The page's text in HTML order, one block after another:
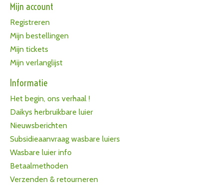
Mijn account
Registreren
Mijn bestellingen
Mijn tickets
Mijn verlanglijst
Informatie
Het begin, ons verhaal !
Daikys herbruikbare luier
Nieuwsberichten
Subsidieaanvraag wasbare luiers
Wasbare luier info
Betaalmethoden
Verzenden & retourneren